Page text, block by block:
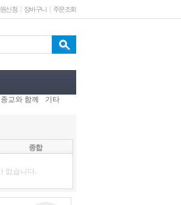
신청 장바구니 주문조회
교와 함께
기타
종합
없습니다.